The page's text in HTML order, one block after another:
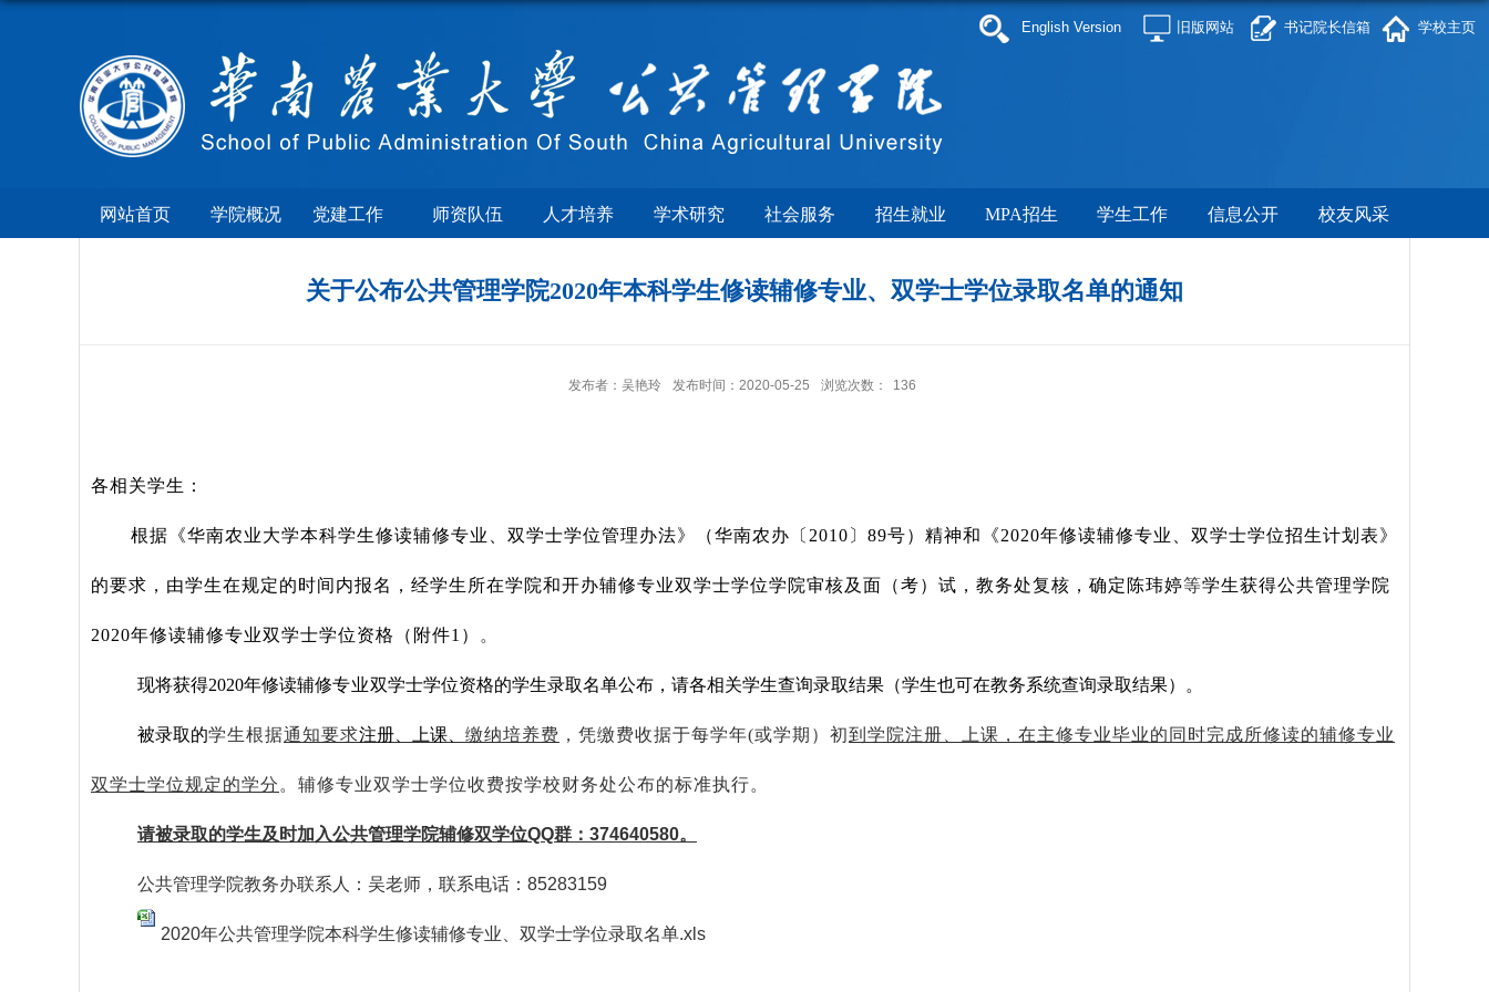
English Version 旧版网站 书记院长信箱 学校主页
网站首页 学院概况 党建工作 师资队伍 人才培养 学术研究 社会服务 招生就业 MPA招生 学生工作 信息公开 校友风采
关于公布公共管理学院2020年本科学生修读辅修专业、双学士学位录取名单的通知
发布者：吴艳玲 发布时间：2020-05-25 浏览次数： 136
各相关学生：
根据《华南农业大学本科学生修读辅修专业、双学士学位管理办法》（华南农办〔 2010 〕 89号）精神和《2020年修读辅修专业、双学士学位招生计划表》
的要求，由学生在规定的时间内报名，经学生所在学院和开办辅修专业双学士学位学院审核及面（考）试，教务处复核，确定陈玮婷等学生获得公共管理学院
2020年修读辅修专业双学士学位资格（附件1 ） 。
现将获得2020年修读辅修专业双学士学位资格的学生录取名单公布，请各相关学生查询录取结果（学生也可在教务系统查询录取结果）。
被录取的学生根据通知要求注册、上课、 缴纳培养费 ，凭缴费收据于每学年(或学期）初到学院注册、上课，在主修专业毕业的同时完成所修读的辅修专业
双学士学位规定的学分 。辅修专业双学士学位收费按学校财务处公布的标准执行。
请被录取的学生及时加入公共管理学院辅修双学位QQ群： 374640580。
公共管理学院教务办联系人：吴老师，联系电话： 85283159
2020年公共管理学院本科学生修读辅修专业、双学士学位录取名单.xls